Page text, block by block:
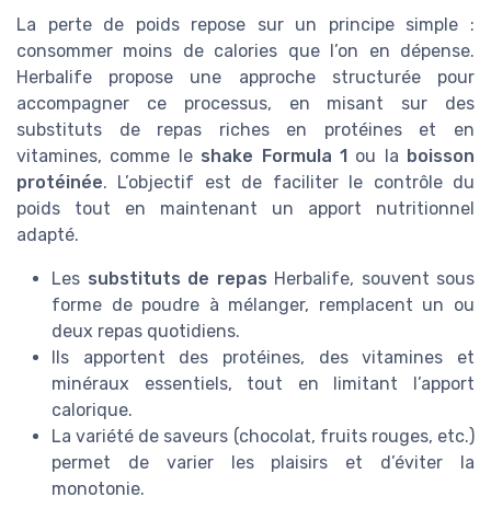
La perte de poids repose sur un principe simple :
consommer moins de calories que l’on en dépense.
Herbalife propose une approche structurée pour
accompagner ce processus, en misant sur des
substituts de repas riches en protéines et en
vitamines, comme le shake Formula 1ou la boisson
protéinée. L’objectif est de faciliter le contrôle du
poids tout en maintenant un apport nutritionnel
adapté.
Les substituts de repas Herbalife, souvent sous
forme de poudre à mélanger, remplacent un ou
deux repas quotidiens.
Ils apportent des protéines, des vitamines et
minéraux essentiels, tout en limitant l’apport
calorique.
La variété de saveurs (chocolat, fruits rouges, etc.)
permet de varier les plaisirs et d’éviter la
monotonie.